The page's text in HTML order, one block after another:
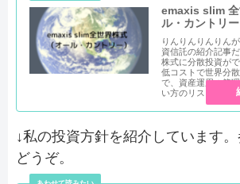
emaxis slim 全
ル・カントリー
りんりんりんりん
資信託の紹介記事
株式に分散投資が
低コストで世界分
で、資産運用の管
い方のリスク資産
↓私の投資方針を紹介しています
どうぞ。